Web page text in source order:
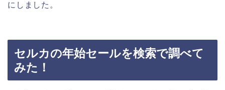
にしました。
セルカの年始セールを検索で調べて
みた！